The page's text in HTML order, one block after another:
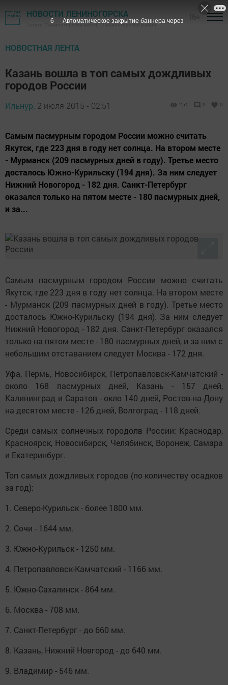
НОВОСТИ ЛЕНИНОГОРСКА
Газета "Лениногорские вести" - Лениногорский район
НОВОСТНАЯ ЛЕНТА
Казань вошла в топ самых дождливых
городов России
Ильнур, 2 июля 2015 - 02:51 251 0 0
Самым пасмурным городом России можно считать
Якутск, где 223 дня в году нет солнца. На втором месте
- Мурманск (209 пасмурных дней в году). Третье место
досталось Южно-Курильску (194 дня). За ним следует
Нижний Новогород - 182 дня. Санкт-Петербург
оказался только на пятом месте - 180 пасмурных дней,
и за...
Самым пасмурным городом России можно считать
Якутск, где 223 дня в году нет солнца. На втором месте
- Мурманск (209 пасмурных дней в году). Третье место
досталось Южно-Курильску (194 дня). За ним следует
Нижний Новогород - 182 дня. Санкт-Петербург оказался
только на пятом месте - 180 пасмурных дней, и за ним с
небольшим отставанием следует Москва - 172 дня.
Уфа, Пермь, Новосибирск, Петропавловск-Камчатский -
около 168 пасмурных дней, Казань - 157 дней,
Калининград и Саратов - окло 140 дней, Ростов-на-Дону
на десятом месте - 126 дней, Волгоград - 118 дней.
Среди самых солнечных городолв России: Краснодар,
Красноярск, Новосибирск, Челябинск, Воронеж, Самара
и Екатеринбург.
Топ самых дождливых городов (по количеству осадков
за год):
1. Северо-Курильск - более 1800 мм.
2. Сочи - 1644 мм.
3. Южно-Курильск - 1250 мм.
4. Петропавловск-Камчатский - 1166 мм.
5. Южно-Сахалинск - 864 мм.
6. Москва - 708 мм.
7. Санкт-Петербург - до 660 мм.
8. Казань, Нижний Новгород - до 640 мм.
9. Владимир - 546 мм.
5 Автоматическое закрытие баннера через